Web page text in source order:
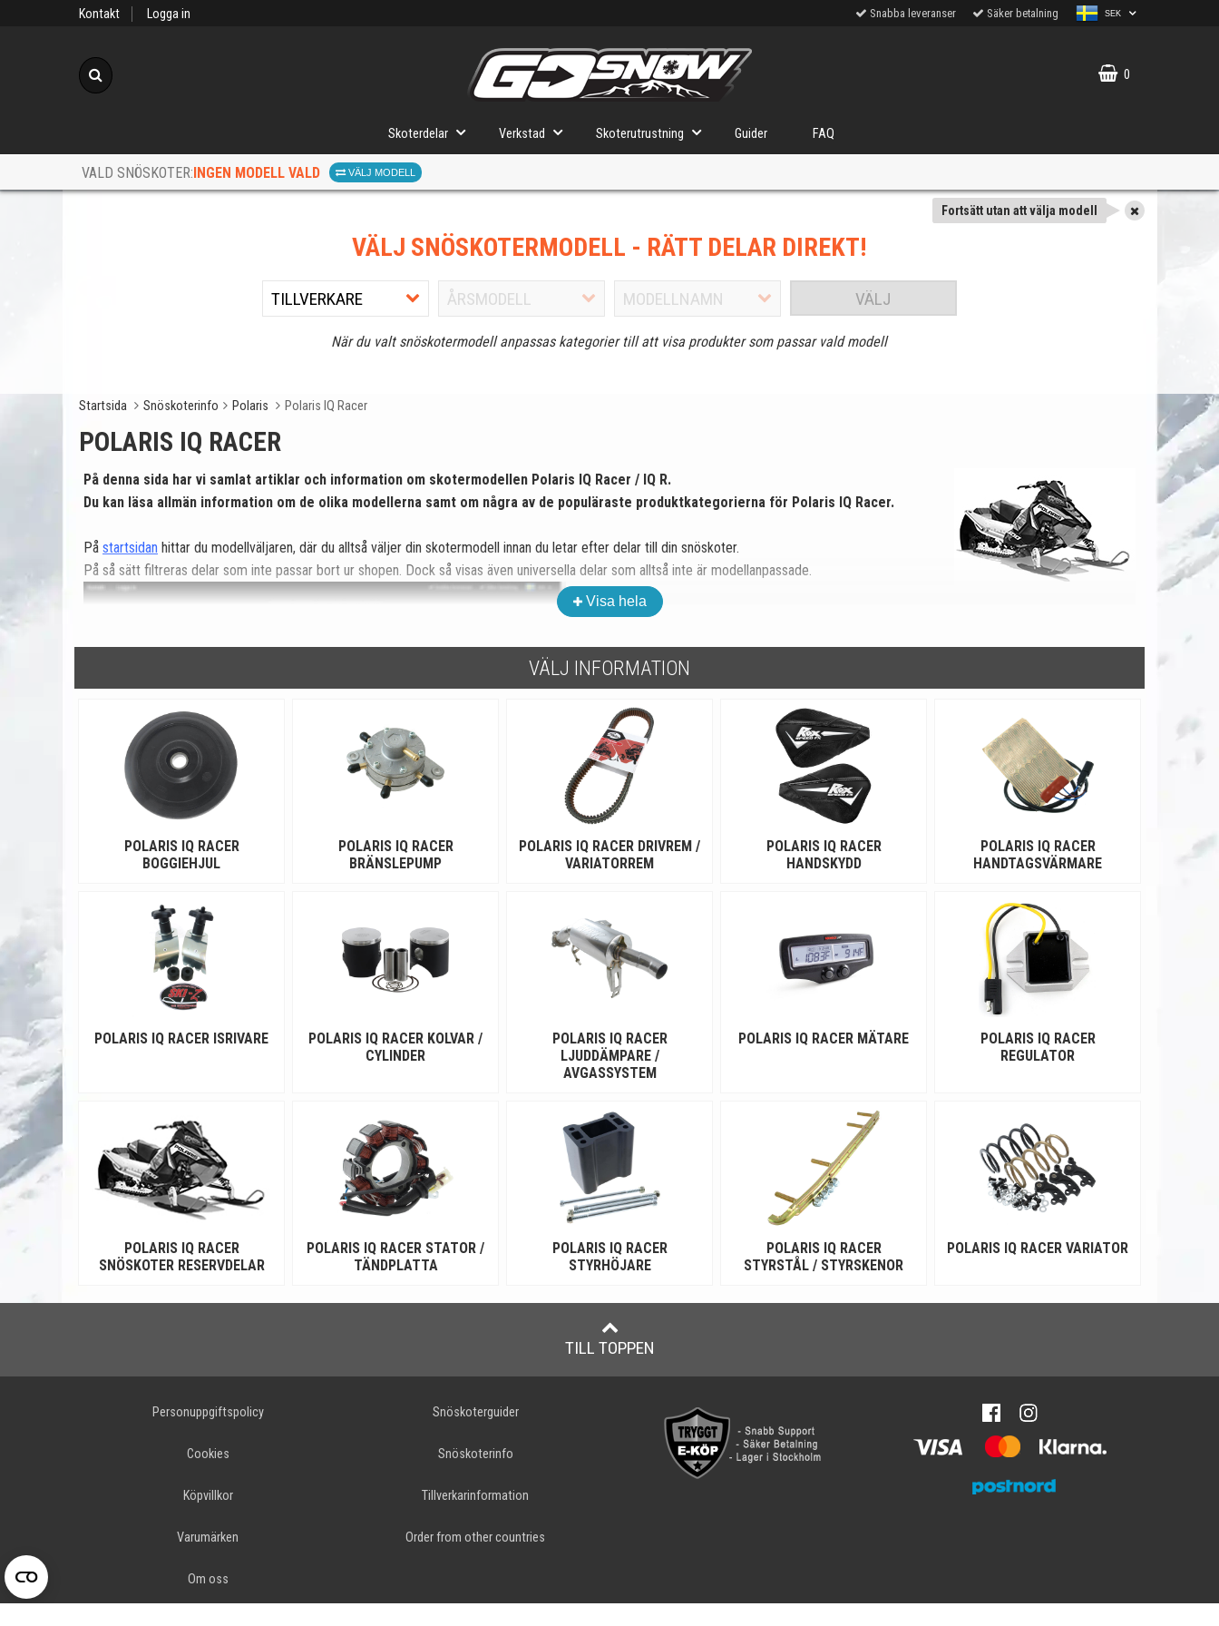
Kontakt Logga in Snabba leveranser Säker betalning SEK
0
Skoterdelar Verkstad Skoterutrustning Guider FAQ
VALD SNÖSKOTER:INGEN MODELL VALD VÄLJ MODELL
Fortsätt utan att välja modell
VÄLJ SNÖSKOTERMODELL - RÄTT DELAR DIREKT!
VÄLJ
När du valt snöskotermodell anpassas kategorier till att visa produkter som passar vald modell
Startsida Snöskoterinfo Polaris Polaris IQ Racer
POLARIS IQ RACER
På denna sida har vi samlat artiklar och information om skotermodellen Polaris IQ Racer / IQ R.
Du kan läsa allmän information om de olika modellerna samt om några av de populäraste produktkategorierna för Polaris IQ Racer.
På startsidan hittar du modellväljaren, där du alltså väljer din skotermodell innan du letar efter delar till din snöskoter.
På så sätt filtreras delar som inte passar bort ur shopen. Dock så visas även universella delar som alltså inte är modellanpassade.
Visa hela
VÄLJ INFORMATION
POLARIS IQ RACER
BOGGIEHJUL
POLARIS IQ RACER
BRÄNSLEPUMP
POLARIS IQ RACER DRIVREM /
VARIATORREM
POLARIS IQ RACER
HANDSKYDD
POLARIS IQ RACER
HANDTAGSVÄRMARE
POLARIS IQ RACER ISRIVARE
POLARIS IQ RACER KOLVAR /
CYLINDER
POLARIS IQ RACER
LJUDDÄMPARE /
AVGASSYSTEM
POLARIS IQ RACER MÄTARE
POLARIS IQ RACER
REGULATOR
POLARIS IQ RACER
SNÖSKOTER RESERVDELAR
POLARIS IQ RACER STATOR /
TÄNDPLATTA
POLARIS IQ RACER
STYRHÖJARE
POLARIS IQ RACER
STYRSTÅL / STYRSKENOR
POLARIS IQ RACER VARIATOR
TILL TOPPEN
Personuppgiftspolicy
Cookies
Köpvillkor
Varumärken
Om oss
Snöskoterguider
Snöskoterinfo
Tillverkarinformation
Order from other countries